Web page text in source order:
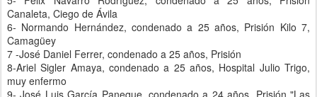
Canaleta, Ciego de Ávila
6- Normando Hernández, condenado a 25 años, Prisión Kilo 7,
Camagüey
7 -José Daniel Ferrer, condenado a 25 años, Prisión
8-Ariel Sigler Amaya, condenado a 25 años, Hospital Julio Trigo,
muy enfermo
9- José Luis García Paneque, condenado a 24 años, Prisión "Las